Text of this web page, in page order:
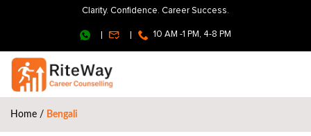
Clarity. Confidence. Career Success.
10 AM -1 PM, 4-8 PM
Home / Bengali